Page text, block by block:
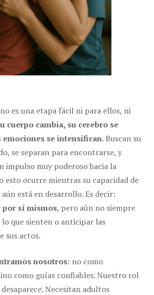
es una etapa fácil ni para ellos, ni
cuerpo cambia, su cerebro se
emociones se intensifican. Buscan su
se separan para encontrarse, y
impulso muy poderoso hacia la
esto ocurre mientras su capacidad de
está en desarrollo. Es decir:
sí mismos, pero aún no siempre
que sienten o anticipar las
sus actos.
nosotros: no como
como guías confiables. Nuestro rol
Necesitan adultos